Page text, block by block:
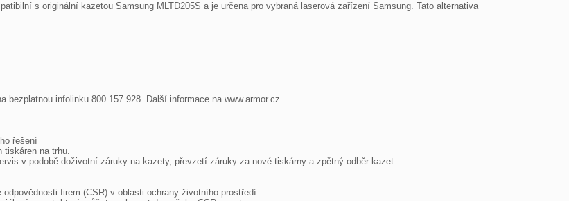
s originální kazetou Samsung MLTD205S a je určena pro vybraná laserová zařízení Samsung. Tato alternativa
infolinku 800 157 928. Další informace na www.armor.cz
řešení